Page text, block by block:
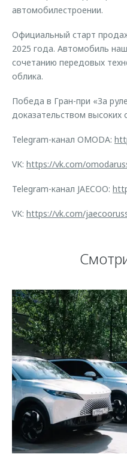
автомобилестроении.
Официальный старт
2025 года. Автомобиль
сочетанию передовых
облика.
Победа в Гран-при «За
доказательством высоких
Telegram-канал OMODA:
VK: https://vk.com/
Telegram-канал JAECOO:
VK: https://vk.com/